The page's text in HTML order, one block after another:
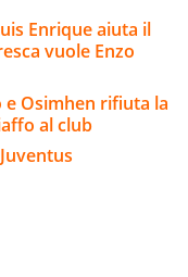
Enrique aiuta il
vuole Enzo
e Osimhen rifiuta la
al club